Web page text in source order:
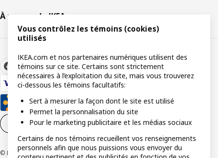
À propos de IKEA
Paramètres de témoins FR
© Inter IKEA Systems B.V 1999-2026
Vous contrôlez les témoins (cookies)
utilisés
IKEA.com et nos partenaires numériques utilisent des
témoins sur ce site. Certains sont strictement
nécessaires à l’exploitation du site, mais vous trouverez
ci-dessous les témoins facultatifs:
Sert à mesurer la façon dont le site est utilisé
Permet la personnalisation du site
Pour le marketing publicitaire et les médias sociaux
Certains de nos témoins recueillent vos renseignements
personnels afin que nous puissions vous envoyer du